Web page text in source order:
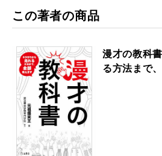
この著者の商品
漫才の教科
る⽅法まで